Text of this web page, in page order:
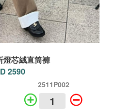
燈芯絨直筒褲
2590
2511P002